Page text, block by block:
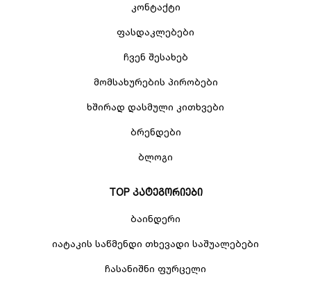
კონტაქტი
ფასდაკლებები
ჩვენ შესახებ
მომსახურების პირობები
ხშირად დასმული კითხვები
ბრენდები
ბლოგი
TOP კატეგორიები
ბაინდერი
იატაკის საწმენდი თხევადი საშუალებები
ჩასანიშნი ფურცელი